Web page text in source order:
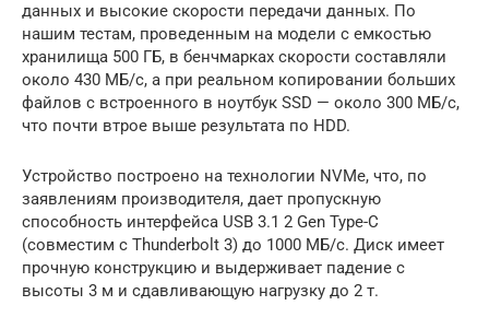
данных и высокие скорости передачи данных. По
нашим тестам, проведенным на модели с емкостью
хранилища 500 ГБ, в бенчмарках скорости составляли
около 430 МБ/с, а при реальном копировании больших
файлов с встроенного в ноутбук SSD — около 300 МБ/с,
что почти втрое выше результата по HDD.
Устройство построено на технологии NVMe, что, по
заявлениям производителя, дает пропускную
способность интерфейса USB 3.1 2 Gen Type-C
(совместим с Thunderbolt 3) до 1000 МБ/с. Диск имеет
прочную конструкцию и выдерживает падение с
высоты 3 м и сдавливающую нагрузку до 2 т.